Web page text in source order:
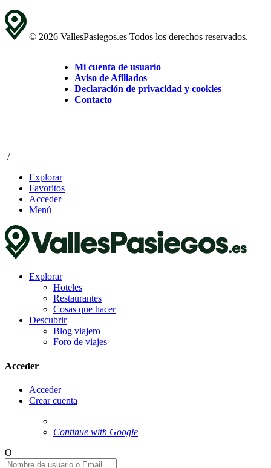
© 2026 VallesPasiegos.es Todos los derechos reservados.
Mi cuenta de usuario
Aviso de Afiliados
Declaración de privacidad y cookies
Contacto
/
Explorar
Favoritos
Acceder
Menú
Explorar
Hoteles
Restaurantes
Cosas que hacer
Descubrir
Blog viajero
Foro de viajes
Acceder
Acceder
Crear cuenta
Continue with Google
O